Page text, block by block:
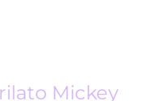
Mickey